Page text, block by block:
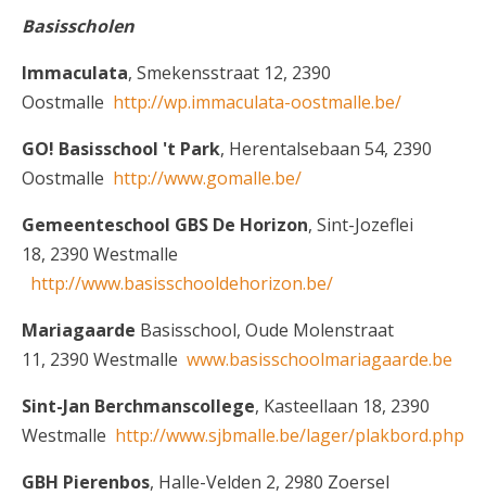
Basisscholen
Immaculata, Smekensstraat 12, 2390
Oostmalle http://wp.immaculata-oostmalle.be/
GO! Basisschool 't Park, Herentalsebaan 54, 2390
Oostmalle http://www.gomalle.be/
Gemeenteschool GBS De Horizon, Sint-Jozeflei
18, 2390 Westmalle
http://www.basisschooldehorizon.be/
Mariagaarde Basisschool, Oude Molenstraat
11, 2390 Westmalle www.basisschoolmariagaarde.be
Sint-Jan Berchmanscollege, Kasteellaan 18, 2390
Westmalle http://www.sjbmalle.be/lager/plakbord.php
GBH Pierenbos, Halle-Velden 2, 2980 Zoersel